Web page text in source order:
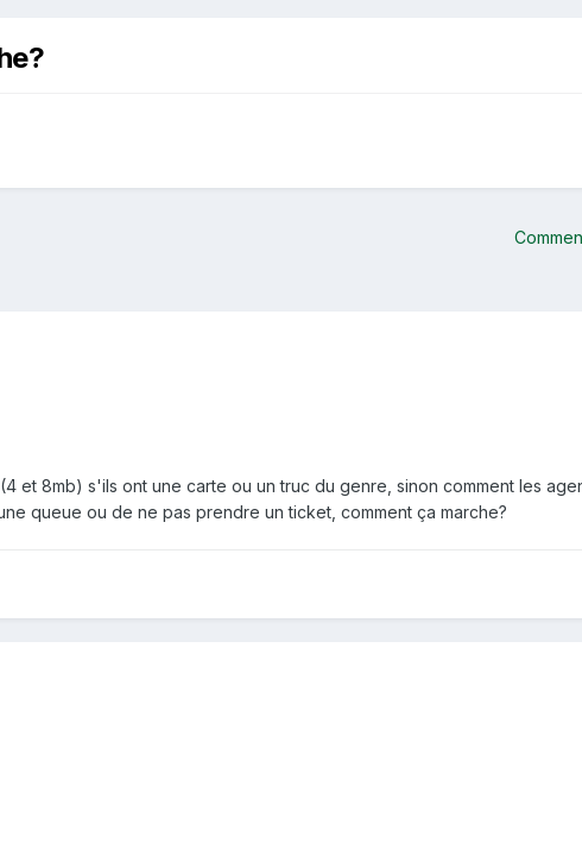
et 8mb) s'ils ont une carte ou un truc du genre, sinon comment les
queue ou de ne pas prendre un ticket, comment ça marche?